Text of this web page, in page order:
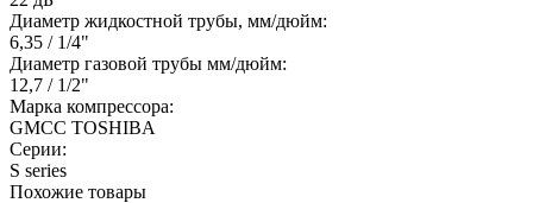
Диаметр жидкостной трубы, мм/дюйм:
6,35 / 1/4"
Диаметр газовой трубы мм/дюйм:
12,7 / 1/2"
Марка компрессора:
GMCC TOSHIBA
Серии:
S series
Похожие товары